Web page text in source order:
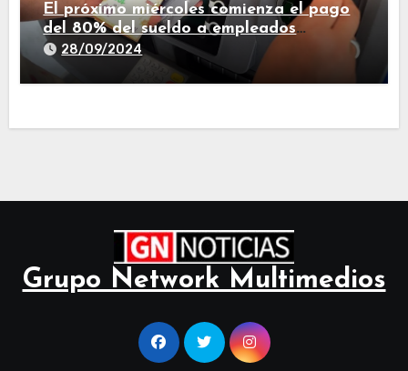
El próximo miércoles comienza el pago
del 80% del sueldo a empleados
estatales de Tucumán
28/09/2024
Grupo Network Multimedios